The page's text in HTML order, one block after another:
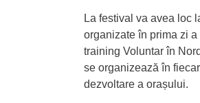
La festival va avea loc
organizate în prima zi
training Voluntar în
se organizează în
dezvoltare a orașului.